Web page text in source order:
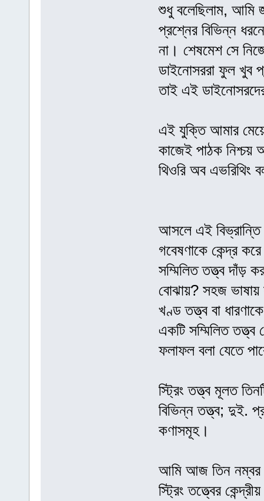
শুধু বলেছিলাম, আমি
প্রশ্নের বিভিন্ন
না। শেষমেশ সে
ডাইনোসররা ফুল খুব
তাই এই
এই যুক্তি আমার
কাজেই পাঠক নিশ্চয়
থিওরি অব এভরিথিং
আসলে এই বিভ্রান্তি
গবেষণাকে কেন্দ্র
সম্মিলিত তত্ত্ব দাঁড়
বোঝায়? সহজ
খণ্ড তত্ত্ব বা
একটি সম্মিলিত তত্ত্ব
ফলাফল বলা যেতে
স্ট্রিং তত্ত্ব মূলত
বিভিন্ন তত্ত্ব; দুই.
কণাসমূহ।
আমি আজ তিন নম্বর
স্ট্রিং তত্ত্বের